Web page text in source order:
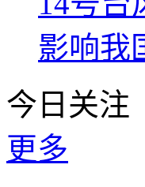
影响我
今日关注
更多